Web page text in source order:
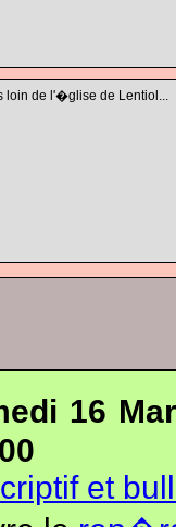
loin de l'�glise de Lentiol...
16
et